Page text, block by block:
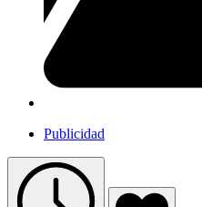
Publicidad